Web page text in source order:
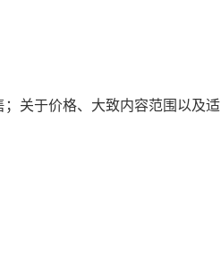
关于价格、大致内容范围以及适